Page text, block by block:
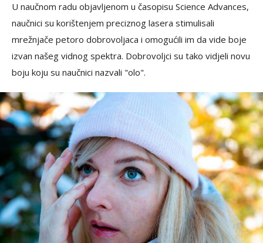
U naučnom radu objavljenom u časopisu Science Advances,
naučnici su korištenjem preciznog lasera stimulisali
mrežnjače petoro dobrovoljaca i omogućili im da vide boje
izvan našeg vidnog spektra. Dobrovoljci su tako vidjeli novu
boju koju su naučnici nazvali "olo".